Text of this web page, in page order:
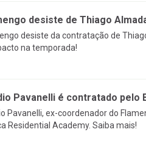
desiste de Thiago
desiste da contratação de
na temporada!
Pavanelli é contratado
Pavanelli, ex-coordenador do
Residential Academy. Saiba mais!